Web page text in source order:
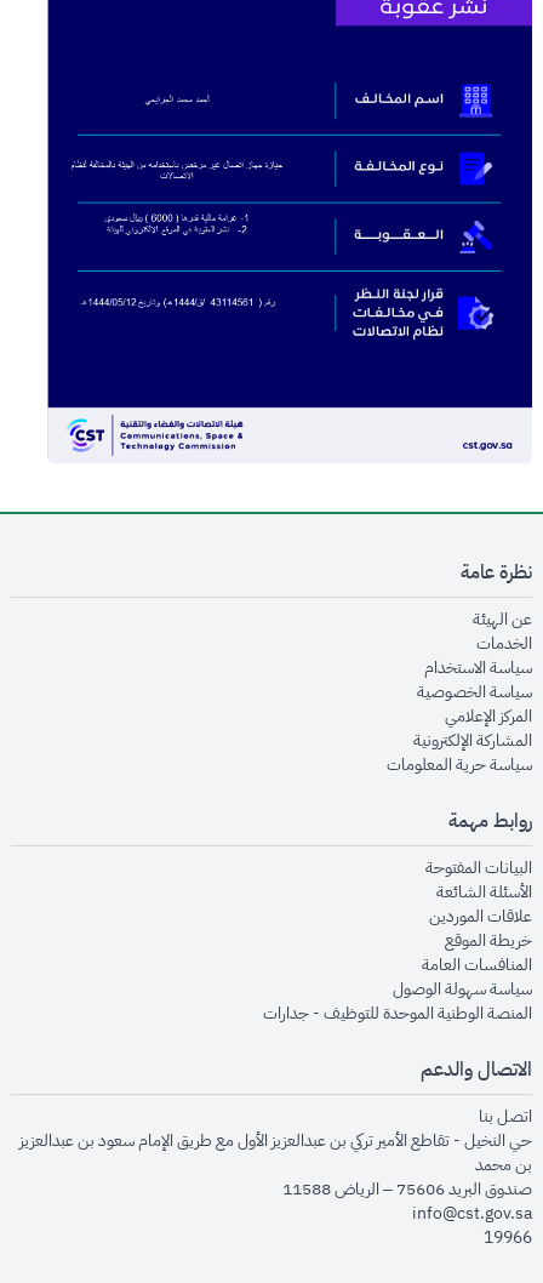
نظرة عامة
عن الهيئةopens in new window
الخدماتopens in new window
سياسة الاستخدام
سياسة الخصوصيةopens in new window
المركز الإعلاميopens in new window
المشاركة الإلكترونيةopens in new window
سياسة حرية المعلوماتopens in new window
روابط مهمة
البيانات المفتوحةopens in new window
الأسئلة الشائعةopens in new window
علاقات الموردينopens in new window
خريطة الموقعopens in new window
المنافسات العامةopens in new window
سياسة سهولة الوصولopens in new window
المنصة الوطنية الموحدة للتوظيف - جداراتopens in new window
الاتصال والدعم
اتصل بنا
حي النخيل - تقاطع الأمير تركي بن عبدالعزيز الأول مع طريق الإمام سعود بن عبدالعزيز
بن محمد
صندوق البريد 75606 – الرياض 11588
info@cst.gov.sa
19966